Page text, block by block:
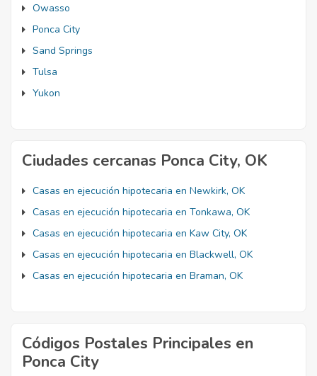
Owasso
Ponca City
Sand Springs
Tulsa
Yukon
Ciudades cercanas Ponca City, OK
Casas en ejecución hipotecaria en Newkirk, OK
Casas en ejecución hipotecaria en Tonkawa, OK
Casas en ejecución hipotecaria en Kaw City, OK
Casas en ejecución hipotecaria en Blackwell, OK
Casas en ejecución hipotecaria en Braman, OK
Códigos Postales Principales en
Ponca City